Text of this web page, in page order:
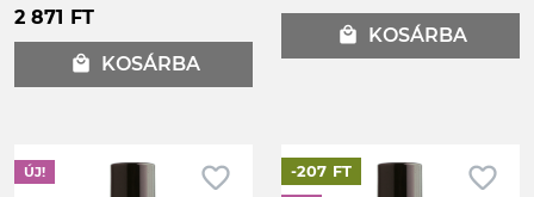
2 871 FT
local_mall KOSÁRBA
local_mall KOSÁRBA
favorite_border
ÚJ! favorite_border
-207 FT